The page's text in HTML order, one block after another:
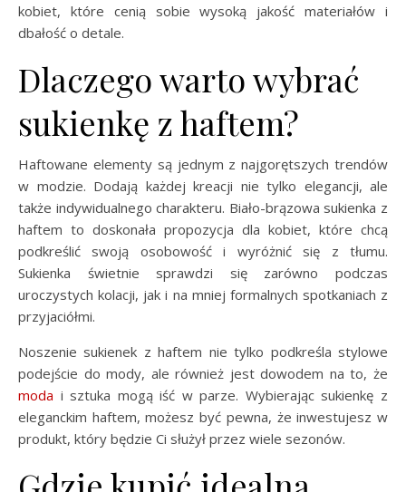
kobiet, które cenią sobie wysoką jakość materiałów i
dbałość o detale.
Dlaczego warto wybrać
sukienkę z haftem?
Haftowane elementy są jednym z najgorętszych trendów
w modzie. Dodają każdej kreacji nie tylko elegancji, ale
także indywidualnego charakteru. Biało-brązowa sukienka z
haftem to doskonała propozycja dla kobiet, które chcą
podkreślić swoją osobowość i wyróżnić się z tłumu.
Sukienka świetnie sprawdzi się zarówno podczas
uroczystych kolacji, jak i na mniej formalnych spotkaniach z
przyjaciółmi.
Noszenie sukienek z haftem nie tylko podkreśla stylowe
podejście do mody, ale również jest dowodem na to, że
moda i sztuka mogą iść w parze. Wybierając sukienkę z
eleganckim haftem, możesz być pewna, że inwestujesz w
produkt, który będzie Ci służył przez wiele sezonów.